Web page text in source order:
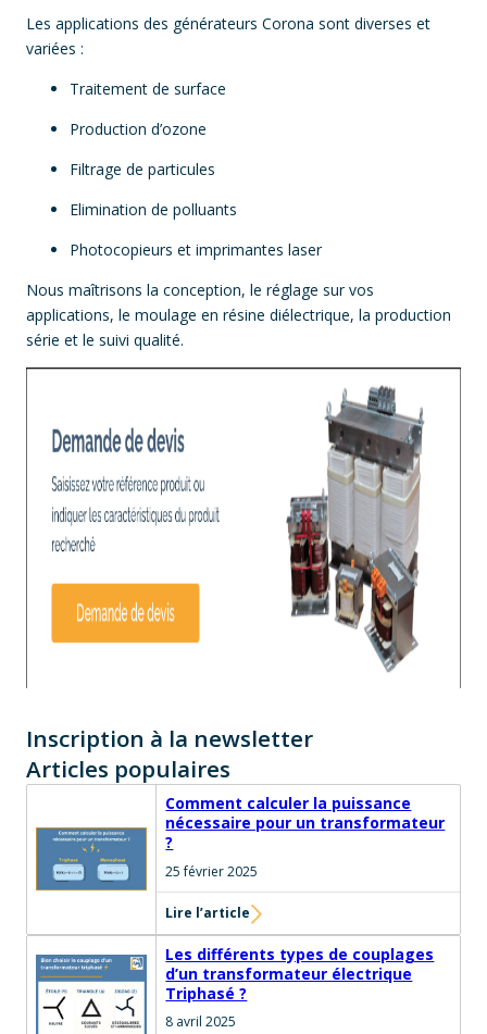
Les applications des générateurs Corona sont diverses et
variées :
Traitement de surface
Production d’ozone
Filtrage de particules
Elimination de polluants
Photocopieurs et imprimantes laser
Nous maîtrisons la conception, le réglage sur vos
applications, le moulage en résine diélectrique, la production
série et le suivi qualité.
Inscription à la newsletter
Articles populaires
Comment calculer la puissance
nécessaire pour un transformateur
?
25 février 2025
Lire l’article
Les différents types de couplages
d’un transformateur électrique
Triphasé ?
8 avril 2025